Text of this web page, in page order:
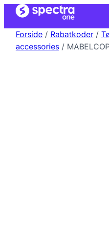
Forside / Rabatkoder /
accessories /